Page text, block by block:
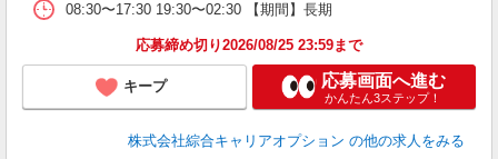
08:30〜17:30 19:30〜02:30 【期間】長期
応募締め切り2026/08/25 23:59まで
キープ 応募画面へ進む
かんたん3ステップ！
株式会社綜合キャリアオプション の他の求人をみる